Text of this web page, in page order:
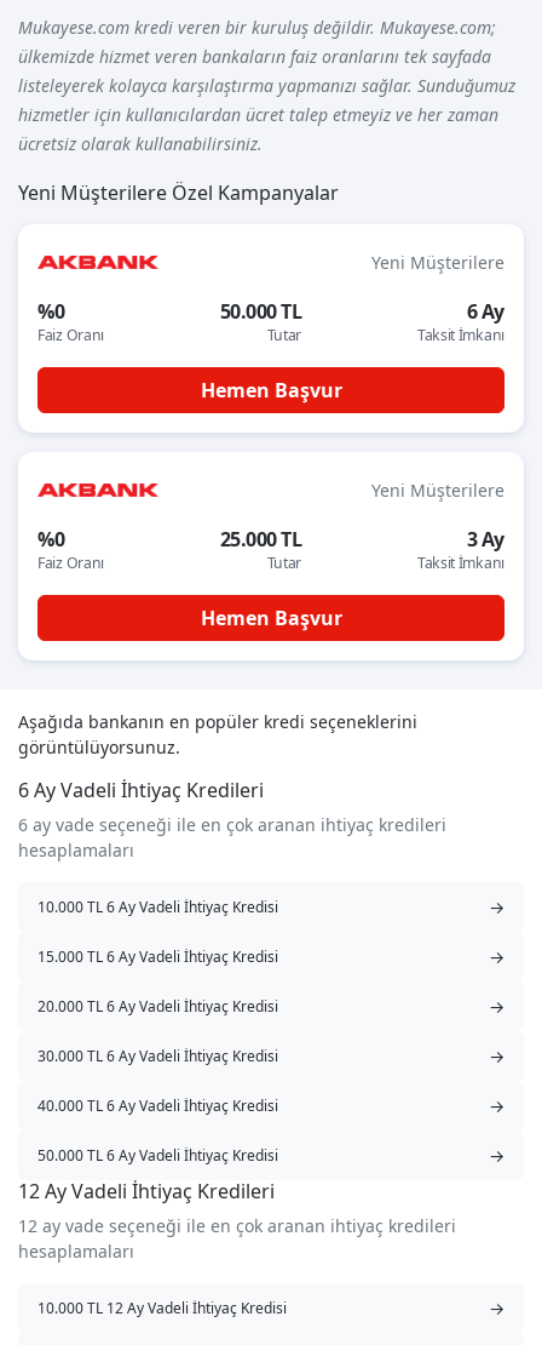
Mukayese.com kredi veren bir kuruluş değildir. Mukayese.com;
ülkemizde hizmet veren bankaların faiz oranlarını tek sayfada
listeleyerek kolayca karşılaştırma yapmanızı sağlar. Sunduğumuz
hizmetler için kullanıcılardan ücret talep etmeyiz ve her zaman
ücretsiz olarak kullanabilirsiniz.
Yeni Müşterilere Özel Kampanyalar
Yeni Müşterilere
%0
Faiz Oranı
50.000 TL
Tutar
6 Ay
Taksit İmkanı
Hemen Başvur
Yeni Müşterilere
%0
Faiz Oranı
25.000 TL
Tutar
3 Ay
Taksit İmkanı
Hemen Başvur
Aşağıda bankanın en popüler kredi seçeneklerini
görüntülüyorsunuz.
6 Ay Vadeli İhtiyaç Kredileri
6 ay vade seçeneği ile en çok aranan ihtiyaç kredileri
hesaplamaları
10.000 TL 6 Ay Vadeli İhtiyaç Kredisi →
15.000 TL 6 Ay Vadeli İhtiyaç Kredisi →
20.000 TL 6 Ay Vadeli İhtiyaç Kredisi →
30.000 TL 6 Ay Vadeli İhtiyaç Kredisi →
40.000 TL 6 Ay Vadeli İhtiyaç Kredisi →
50.000 TL 6 Ay Vadeli İhtiyaç Kredisi →
12 Ay Vadeli İhtiyaç Kredileri
12 ay vade seçeneği ile en çok aranan ihtiyaç kredileri
hesaplamaları
10.000 TL 12 Ay Vadeli İhtiyaç Kredisi →